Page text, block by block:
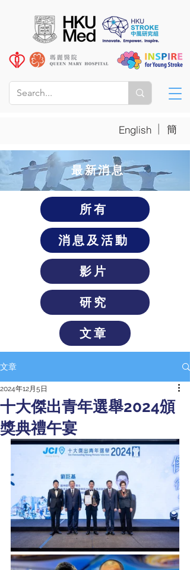
English | 簡
​最新消息
所有
消息及活動
影片
研究
文章
文章
十大傑出青年選舉2024頒
獎典禮午宴
2024年12月5日